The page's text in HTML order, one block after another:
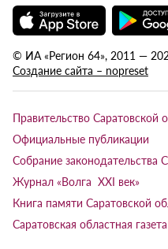
© ИА «Регион 64», 2011 —
Создание сайта – nopreset
Правительство Саратовской
Официальные публикации
Собрание законодательства
Журнал «Волга XXI век»
Книга памяти Саратовской
Саратовская областная газета